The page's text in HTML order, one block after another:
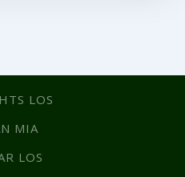
LOS
MIA
LOS